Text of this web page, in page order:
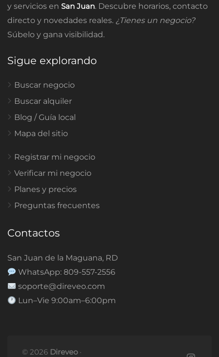
y servicios en San Juan. Descubre horarios, contacto
directo y novedades reales. ¿Tienes un negocio?
Súbelo y gana visibilidad.
Sigue explorando
Buscar negocio
Buscar alquiler
Blog / Guía local
Mapa del sitio
Registrar mi negocio
Verificar mi negocio
Planes y precios
Preguntas frecuentes
Contactos
San Juan de la Maguana, RD
WhatsApp: 809-557-2556
soporte@direveo.com
Lun–Vie 9:00am–6:00pm
© 2026 Direveo ·